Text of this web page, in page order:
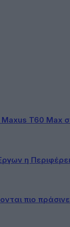
T60 Max
η
πιο